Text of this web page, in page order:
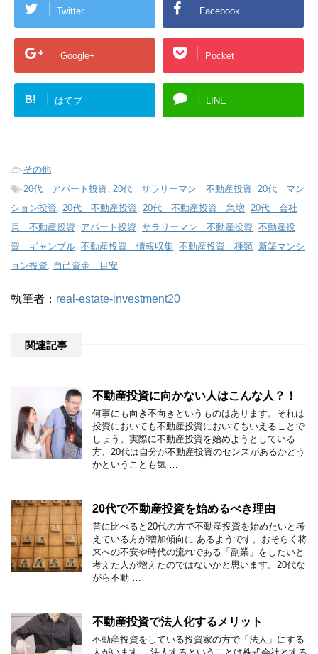
Twitter Facebook
Google+ Pocket
B! はてブ LINE
-その他
-20代 アパート投資, 20代 サラリーマン 不動産投資, 20代 マン
ション投資, 20代 不動産投資, 20代 不動産投資 急増, 20代 会社
員 不動産投資, アパート投資, サラリーマン 不動産投資, 不動産投
資 ギャンブル, 不動産投資 情報収集, 不動産投資 種類, 新築マンシ
ョン投資, 自己資金 目安
執筆者： real-estate-investment20
関連記事
不動産投資に向かない人はこんな人？！
何事にも向き不向きというものはあります。それは
投資においても不動産投資においてもいえることで
しょう。実際に不動産投資を始めようとしている
方、20代は自分が不動産投資のセンスがあるかどう
かということも気 …
20代で不動産投資を始めるべき理由
昔に比べると20代の方で不動産投資を始めたいと考
えている方が増加傾向に あるようです。おそらく将
来への不安や時代の流れである「副業」をしたいと
考えた人が増えたのではないかと思います。20代な
がら不動 …
不動産投資で法人化するメリット
不動産投資をしている投資家の方で「法人」にする